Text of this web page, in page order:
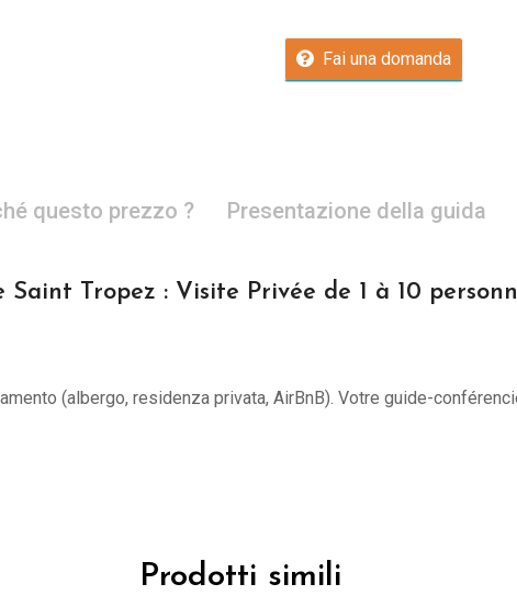
Fai una domanda
questo prezzo ? Presentazione della guida
Saint Tropez : Visite Privée de 1 à 10
(albergo, residenza privata, AirBnB). Votre guide-
Prodotti simili